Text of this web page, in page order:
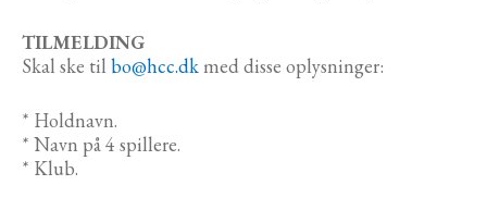
TILMELDING
Skal ske til bo@hcc.dk med disse oplysninger:
* Holdnavn.
* Navn på 4 spillere.
* Klub.